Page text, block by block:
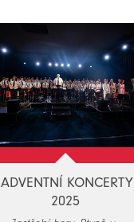
ADVENTNÍ KONCERTY
2025